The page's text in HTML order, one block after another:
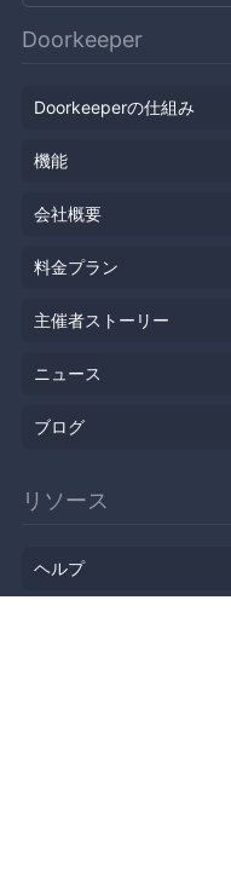
Doorkeeper
Doorkeeperの仕組み
機能
会社概要
料金プラン
主催者ストーリー
ニュース
ブログ
リソース
ヘルプ